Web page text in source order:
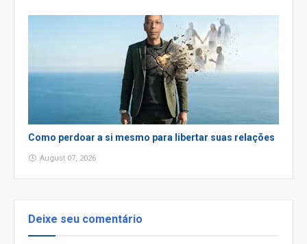
Como perdoar a si mesmo para libertar suas relações
August 07, 2026
Deixe seu comentário